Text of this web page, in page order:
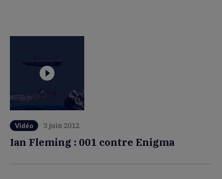
Vidéo 3 juin 2012
Ian Fleming : 001 contre Enigma